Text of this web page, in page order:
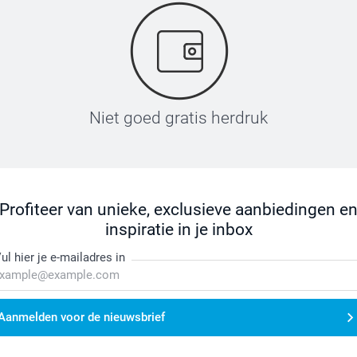
Niet goed gratis herdruk
Profiteer van unieke, exclusieve aanbiedingen en
inspiratie in je inbox
hier je e-mailadres in
voor de nieuwsbrief